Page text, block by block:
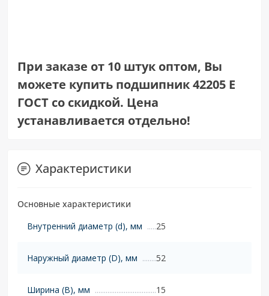
При заказе от 10 штук оптом, Вы
можете купить подшипник 42205 E
ГОСТ со скидкой. Цена
устанавливается отдельно!
Характеристики
Основные характеристики
Внутренний диаметр (d), мм
25
Наружный диаметр (D), мм 52
Ширина (B), мм 15